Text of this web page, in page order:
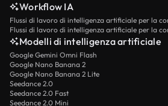
Workflow IA
Flussi di lavoro di intelligenza artificiale per la
Modelli di intelligenza artificiale
Google Gemini Omni Flash
Google Nano Banana 2
Google Nano Banana 2 Lite
Seedance 2.0
Seedance 2.0 Fast
Seedance 2.0 Mini